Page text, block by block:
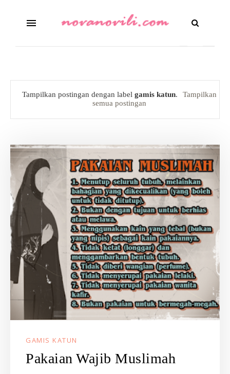
Tampilkan postingan dengan label gamis katun.
Tampilkan
semua postingan
GAMIS KATUN
Pakaian Wajib Muslimah